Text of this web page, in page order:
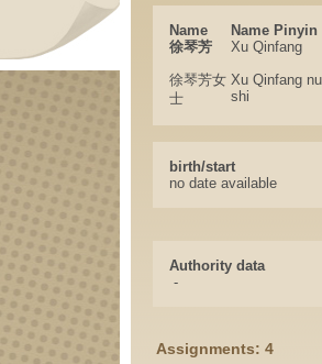
Name
Name Pinyin
徐琴芳
Xu Qinfang
徐琴芳女
士
Xu Qinfang nu
shi
birth/start
no date available
Authority data
-
Assignments: 4